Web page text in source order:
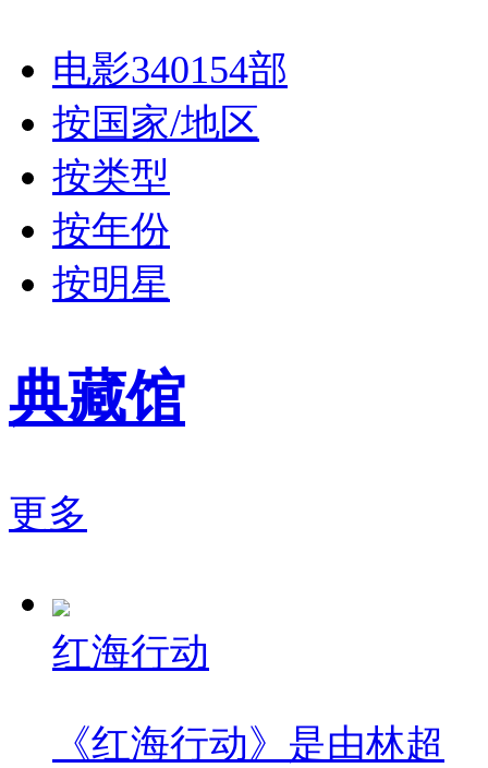
电影340154部
按国家/地区
按类型
按年份
按明星
典藏馆
更多
红海行动
《红海行动》是由林超